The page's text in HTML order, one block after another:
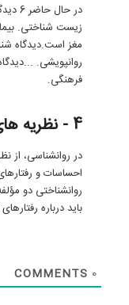
در
زیست شناختی.
مغز است.دیدگاه
روانپویشی.
فرهنگی.
4 - نظریه های روانشناختی چیست؟
در روانشناسی، از
احساسات و
روانشناختی دو
باید درباره
0